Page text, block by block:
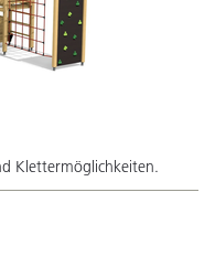
Klettermöglichkeiten.